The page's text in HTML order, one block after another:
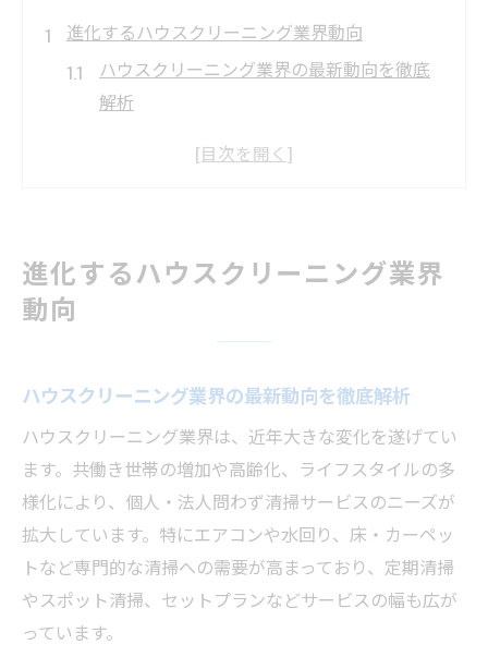
進化するハウスクリーニング業界動向
ハウスクリーニング業界の最新動向を徹底
解析
業界の多様化が進むハウスクリーニング事
信頼重視のハウスクリーニング会社選び方
安心感を与えるハウスクリーニングの特徴
研修と保証が充実したハウスクリーニング
企業
利用者目線で見るハウスクリーニングの評
価基準
長く選ばれるハウスクリーニング会社の共
通点
進化するハウスクリーニング業界
動向
ハウスクリーニング業界の最新動向を徹底解析
ハウスクリーニング業界は、近年大きな変化を遂げてい
ます。共働き世帯の増加や高齢化、ライフスタイルの多
様化により、個人・法人問わず清掃サービスのニーズが
拡大しています。特にエアコンや水回り、床・カーペッ
トなど専門的な清掃への需要が高まっており、定期清掃
やスポット清掃、セットプランなどサービスの幅も広が
っています。